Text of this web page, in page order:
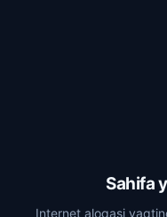
Sahifa
Internet aloqasi